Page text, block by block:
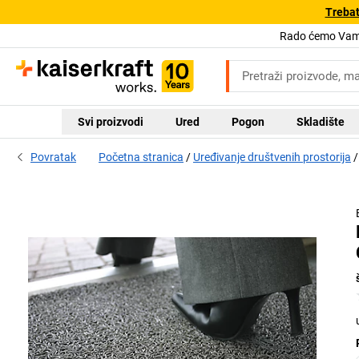
Rado ćemo
Svi proizvodi Ured Pogon Skladište
Povratak Početna stranica Uređivanje društvenih prostorija